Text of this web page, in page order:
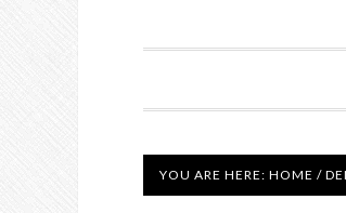
YOU ARE HERE: HOME /